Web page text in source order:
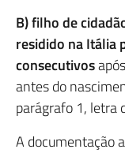
B)filho de
residido na Itália
consecutivos
antes do
parágrafo 1, letra
A documentação